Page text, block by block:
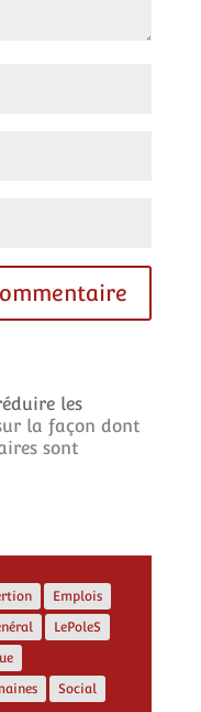
les
la façon dont
sont
Emplois
LePoleS
Social